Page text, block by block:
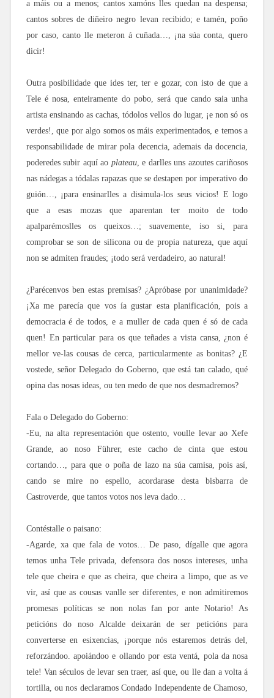
a máis ou a menos; cantos xamóns lles quedan na despensa;
cantos sobres de diñeiro negro levan recibido; e tamén, poño
por caso, canto lle meteron á cuñada…, ¡na súa conta, quero
dicir!
Outra posibilidade que ides ter, ter e gozar, con isto de que a
Tele é nosa, enteiramente do pobo, será que cando saia unha
artista ensinando as cachas, tódolos vellos do lugar, ¡e non só os
verdes!, que por algo somos os máis experimentados, e temos a
responsabilidade de mirar pola decencia, ademais da docencia,
poderedes subir aquí ao plateau, e darlles uns azoutes cariñosos
nas nádegas a tódalas rapazas que se destapen por imperativo do
guión…, ¡para ensinarlles a disimula-los seus vicios! E logo
que a esas mozas que aparentan ter moito de todo
apalparémoslles os queixos…; suavemente, iso si, para
comprobar se son de silicona ou de propia natureza, que aquí
non se admiten fraudes; ¡todo será verdadeiro, ao natural!
¿Parécenvos ben estas premisas? ¿Apróbase por unanimidade?
¡Xa me parecía que vos ía gustar esta planificación, pois a
democracia é de todos, e a muller de cada quen é só de cada
quen! En particular para os que teñades a vista cansa, ¿non é
mellor ve-las cousas de cerca, particularmente as bonitas? ¿E
vostede, señor Delegado do Goberno, que está tan calado, qué
opina das nosas ideas, ou ten medo de que nos desmadremos?
Fala o Delegado do Goberno:
-Eu, na alta representación que ostento, voulle levar ao Xefe
Grande, ao noso Führer, este cacho de cinta que estou
cortando…, para que o poña de lazo na súa camisa, pois así,
cando se mire no espello, acordarase desta bisbarra de
Castroverde, que tantos votos nos leva dado…
Contéstalle o paisano:
-Agarde, xa que fala de votos… De paso, dígalle que agora
temos unha Tele privada, defensora dos nosos intereses, unha
tele que cheira e que as cheira, que cheira a limpo, que as ve
vir, así que as cousas vanlle ser diferentes, e non admitiremos
promesas políticas se non nolas fan por ante Notario! As
peticións do noso Alcalde deixarán de ser peticións para
converterse en esixencias, ¡porque nós estaremos detrás del,
reforzándoo. apoiándoo e ollando por esta ventá, pola da nosa
tele! Van séculos de levar sen traer, así que, ou lle dan a volta á
tortilla, ou nos declaramos Condado Independente de Chamoso,